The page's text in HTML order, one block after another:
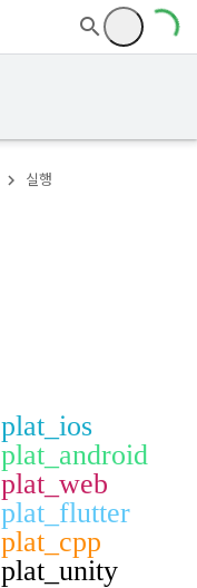
실행
plat_ios
plat_android
plat_web
plat_flutter
plat_cpp
plat_unity